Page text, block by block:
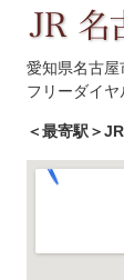
愛知県名古
フリーダイ
＜最寄駅＞